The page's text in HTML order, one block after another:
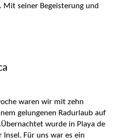
Mit seiner Begeisterung und
waren wir mit zehn
gelungenen Radurlaub auf
wurde in Playa de
Für uns war es ein